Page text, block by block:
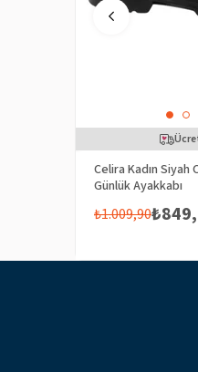
Celira Kadın Siyah
Günlük Ayakkabı
₺1.009,90